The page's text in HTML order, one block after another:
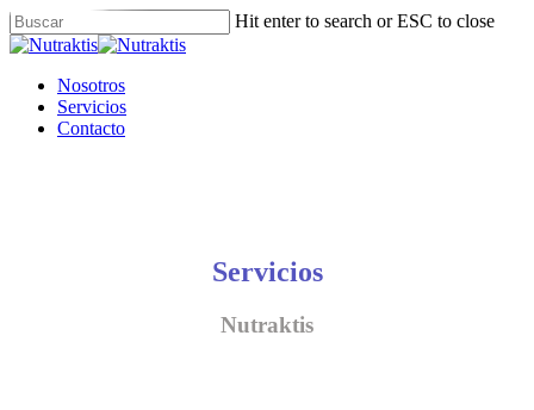
Skip
to
content
Hit enter to search or ESC to close
Close
Menu
Nosotros
Servicios
Contacto
Servicios
Nutraktis